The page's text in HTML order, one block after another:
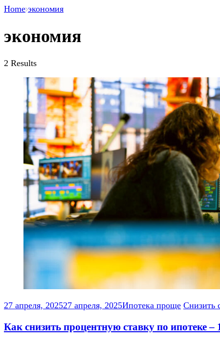
Home экономия
экономия
2 Results
27 апреля, 202527 апреля, 2025Ипотека проще Снизить
Как снизить процентную ставку по ипотеке